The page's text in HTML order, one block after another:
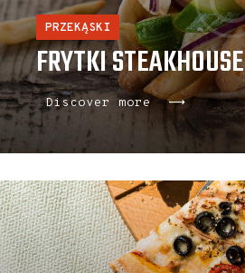
PRZEKĄSKI
FRYTKI STEAKHOUSE
Discover more